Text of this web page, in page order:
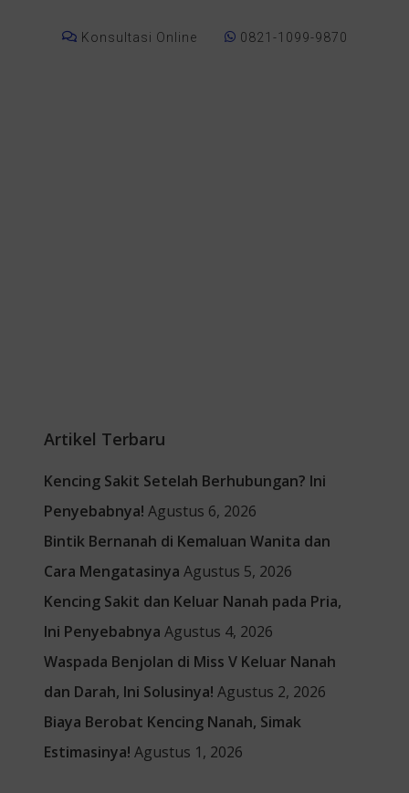
Konsultasi Online 0821-1099-9870
Artikel Terbaru
Kencing Sakit Setelah Berhubungan? Ini
Penyebabnya! Agustus 6, 2026
Bintik Bernanah di Kemaluan Wanita dan
Cara Mengatasinya Agustus 5, 2026
Kencing Sakit dan Keluar Nanah pada Pria,
Ini Penyebabnya Agustus 4, 2026
Waspada Benjolan di Miss V Keluar Nanah
dan Darah, Ini Solusinya! Agustus 2, 2026
Biaya Berobat Kencing Nanah, Simak
Estimasinya! Agustus 1, 2026